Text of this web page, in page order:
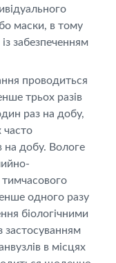
маски, в тому
забезпеченням
проводиться
трьох разів
раз на добу,
часто
на добу. Вологе
тимчасового
одного разу
біологічними
застосуванням
в місцях